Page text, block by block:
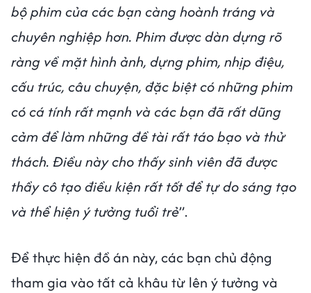
bộ phim của các bạn càng hoành tráng và
chuyên nghiệp hơn. Phim được dàn dựng rõ
ràng về mặt hình ảnh, dựng phim, nhịp điệu,
cấu trúc, câu chuyện, đặc biệt có những phim
có cá tính rất mạnh và các bạn đã rất dũng
cảm để làm những đề tài rất táo bạo và thử
thách. Điều này cho thấy sinh viên đã được
thầy cô tạo điều kiện rất tốt để tự do sáng tạo
và thể hiện ý tưởng tuổi trẻ”.
Để thực hiện đồ án này, các bạn chủ động
tham gia vào tất cả khâu từ lên ý tưởng và